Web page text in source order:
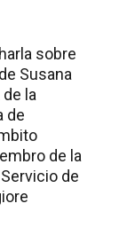
sobre
Susana
la
de
de la
de